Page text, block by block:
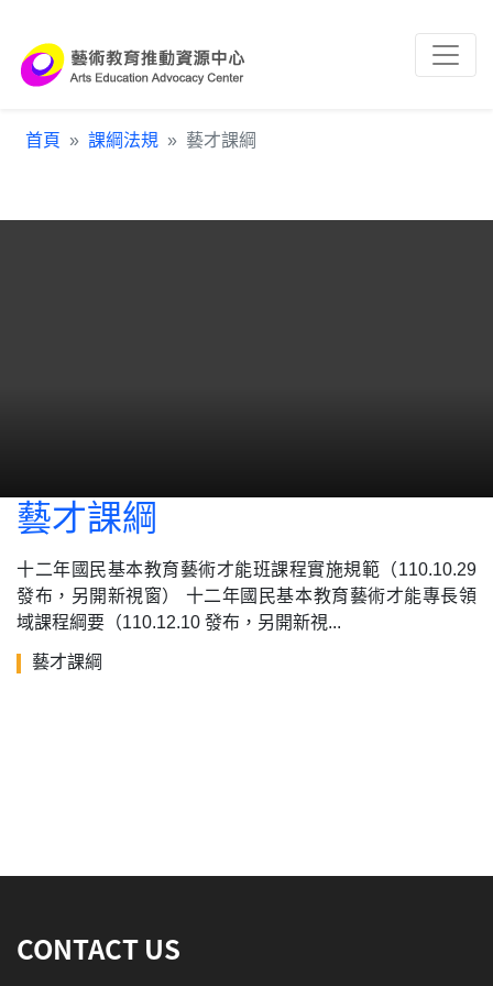
首頁 課綱法規 藝才課綱
藝才課綱
十二年國民基本教育藝術才能班課程實施規範（110.10.29
發布，另開新視窗） 十二年國民基本教育藝術才能專長領
域課程綱要（110.12.10 發布，另開新視...
藝才課綱
CONTACT US